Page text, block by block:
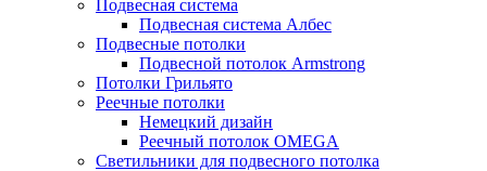
Подвесная система
Подвесная система Албес
Подвесные потолки
Подвесной потолок Armstrong
Потолки Грильято
Реечные потолки
Немецкий дизайн
Реечный потолок OMEGA
Светильники для подвесного потолка